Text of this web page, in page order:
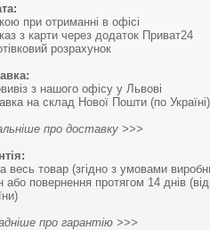
при отриманні в офісі
з карти через додаток Приват24
розрахунок
з нашого офісу у Львові
на склад Нової Пошти (по Україні)
про доставку >>>
весь товар (згідно з умовами
або повернення протягом 14 днів
про гарантію >>>